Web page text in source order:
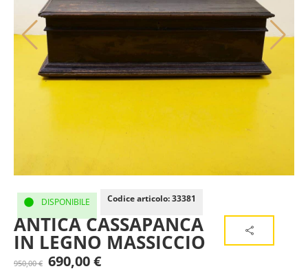
DISPONIBILE Codice articolo: 33381
ANTICA CASSAPANCA
IN LEGNO MASSICCIO
950,00€ 690,00€